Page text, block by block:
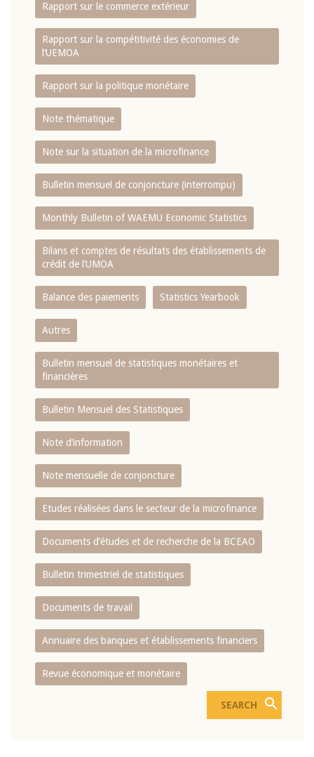
Rapport sur le commerce extérieur
Rapport sur la compétitivité des économies de
l‘UEMOA
Rapport sur la politique monétaire
Note thématique
Note sur la situation de la microfinance
Bulletin mensuel de conjoncture (interrompu)
Monthly Bulletin of WAEMU Economic Statistics
Bilans et comptes de résultats des établissements de
crédit de l‘UMOA
Balance des paiements Statistics Yearbook
Autres
Bulletin mensuel de statistiques monétaires et
financières
Bulletin Mensuel des Statistiques
Note d’information
Note mensuelle de conjoncture
Etudes réalisées dans le secteur de la microfinance
Documents d’études et de recherche de la BCEAO
Bulletin trimestriel de statistiques
Documents de travail
Annuaire des banques et établissements financiers
Revue économique et monétaire